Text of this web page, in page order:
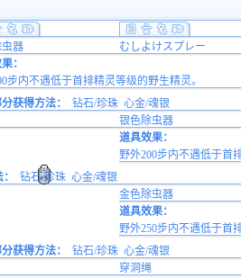
器
むしよけスプレー
：
步内不遇低于首排精灵等级的野生精灵。
获得方法：
钻石/珍珠 心金/魂银
银色除虫器
道具效果：
野外200步内不遇低于首
钻石/珍珠 心金/魂银
金色除虫器
道具效果：
野外250步内不遇低于首
获得方法：
钻石/珍珠 心金/魂银
穿洞绳